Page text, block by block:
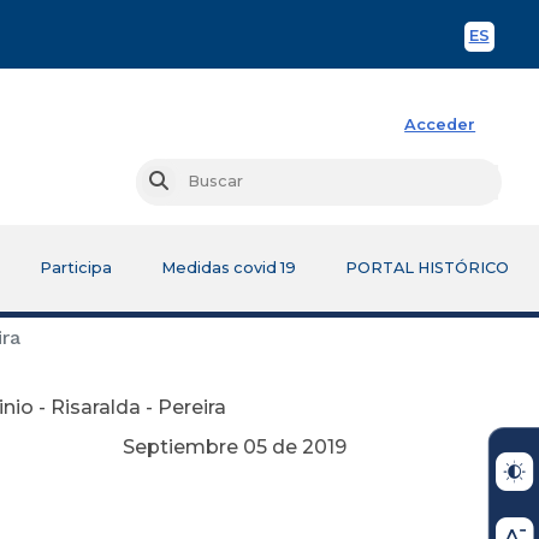
ES
Acceder
Buscar
Participa Medidas covid 19 PORTAL HISTÓRICO
- Risaralda - Pereira
Septiembre 05 de 2019